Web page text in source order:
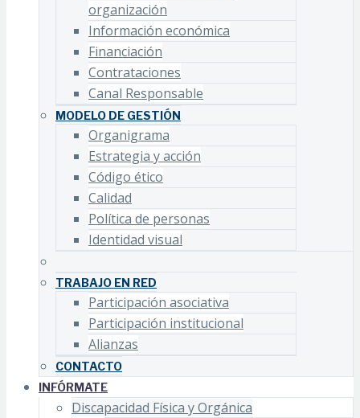
organización
Información económica
Financiación
Contrataciones
Canal Responsable
MODELO DE GESTIÓN
Organigrama
Estrategia y acción
Código ético
Calidad
Política de personas
Identidad visual
TRABAJO EN RED
Participación asociativa
Participación institucional
Alianzas
CONTACTO
INFÓRMATE
Discapacidad Física y Orgánica